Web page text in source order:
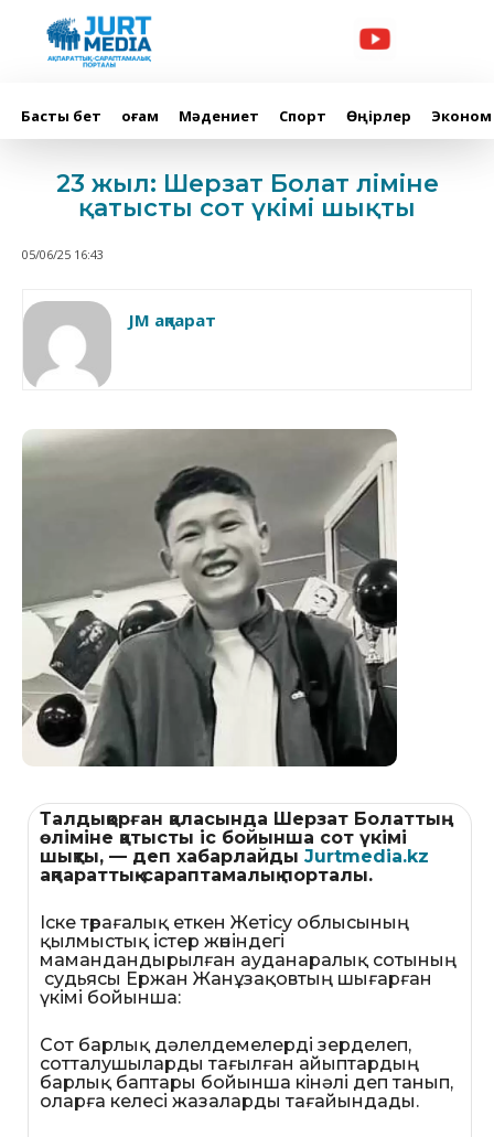
Басты бет Қоғам Мәдениет Спорт Өңірлер
23 жыл: Шерзат Болат өліміне
қатысты сот үкімі шықты
05/06/25 16:43
JM ақпарат
Талдықорған қаласында Шерзат Болаттың
өліміне қатысты іс бойынша сот үкімі
шықты, — деп хабарлайды Jurtmedia.kz
ақпараттық-сараптамалық порталы.
Іске төрағалық еткен Жетісу облысының
қылмыстық істер жөніндегі
мамандандырылған ауданаралық сотының
судьясы Ержан Жанұзақовтың шығарған
үкімі бойынша:
Сот барлық дәлелдемелерді зерделеп,
сотталушыларды тағылған айыптардың
барлық баптары бойынша кінәлі деп танып,
оларға келесі жазаларды тағайындады.